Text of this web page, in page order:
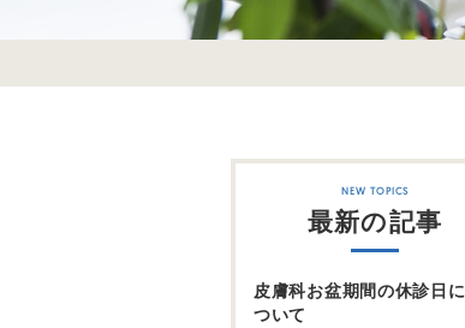
最新の記事
皮膚科お盆期間の休診日に
ついて